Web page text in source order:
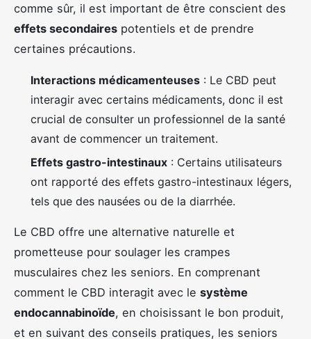
comme sûr, il est important de être conscient des
effets secondaires potentiels et de prendre
certaines précautions.
Interactions médicamenteuses : Le CBD peut
interagir avec certains médicaments, donc il est
crucial de consulter un professionnel de la santé
avant de commencer un traitement.
Effets gastro-intestinaux : Certains utilisateurs
ont rapporté des effets gastro-intestinaux légers,
tels que des nausées ou de la diarrhée.
Le CBD offre une alternative naturelle et
prometteuse pour soulager les crampes
musculaires chez les seniors. En comprenant
comment le CBD interagit avec le système
endocannabinoïde, en choisissant le bon produit,
et en suivant des conseils pratiques, les seniors